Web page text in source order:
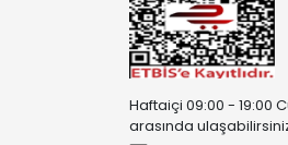
Haftaiçi 09:00 - 19:00
arasında